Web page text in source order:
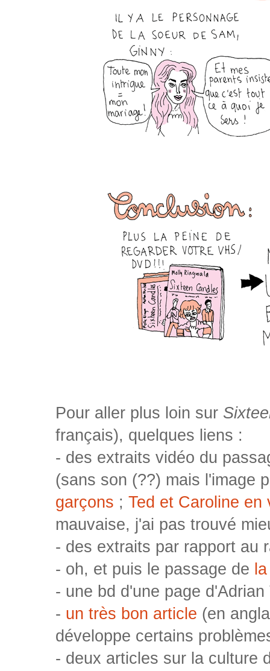
Pour aller plus loin sur
français), quelques liens :
- des extraits vidéo du
(sans son (??) mais l'image
garçons ; Ted et Caroline
mauvaise, j'ai pas trouvé
- des extraits par rapport au
- oh, et puis le passage de
- une bd d'une page
- un très bon article (en
développe certains
- deux articles sur la culture